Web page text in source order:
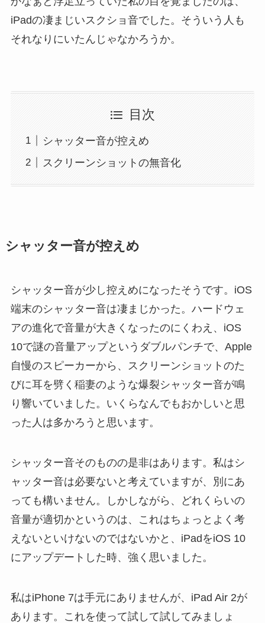
iPadの凄まじいスクショ音でした。そういう人も
それなりにいたんじゃなかろうか。
目次
シャッター音が控えめ
スクリーンショットの無音化
シャッター音が控えめ
シャッター音が少し控えめになったそうです。iOS
端末のシャッター音は凄まじかった。ハードウェ
アの進化で音量が大きくなったのにくわえ、iOS
10で謎の音量アップというダブルパンチで、Apple
自慢のスピーカーから、スクリーンショットのた
びに耳を劈く稲妻のような爆裂シャッター音が鳴
り響いていました。いくらなんでもおかしいと思
った人は多かろうと思います。
シャッター音そのものの是非はあります。私はシ
ャッター音は必要ないと考えていますが、別にあ
っても構いません。しかしながら、どれくらいの
音量が適切かというのは、これはちょっとよく考
えないといけないのではないかと、iPadをiOS 10
にアップデートした時、強く思いました。
私はiPhone 7は手元にありませんが、iPad Air 2が
あります。これを使って試して試してみましょ